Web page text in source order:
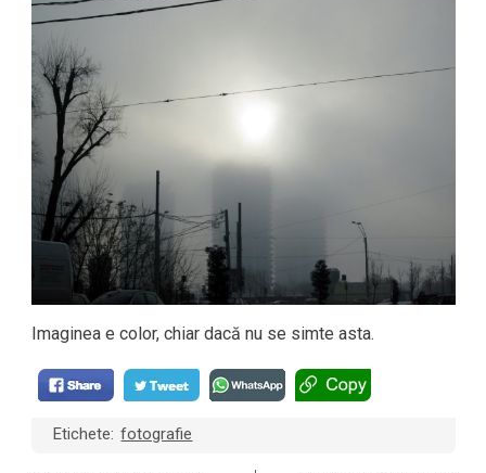
Imaginea e color, chiar dacă nu se simte asta.
Etichete: fotografie